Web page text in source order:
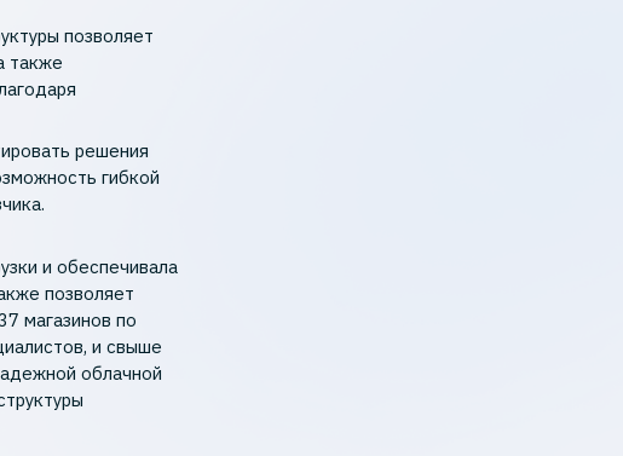
позволяет
также
решения
гибкой
и обеспечивала
позволяет
магазинов по
и свыше
облачной